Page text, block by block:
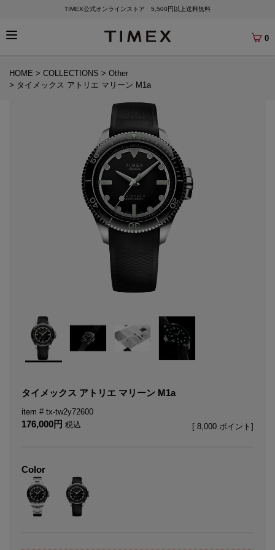
TIMEX公式オンラインストア 5,500円以上送料無料
0
HOME COLLECTIONS
Other
タイメックス アトリエ マリーン M1a
タイメックス アトリエ マリーン M1a
tx-tw2y72600
176,000 税込 [ 8,000 ポイント]
Color